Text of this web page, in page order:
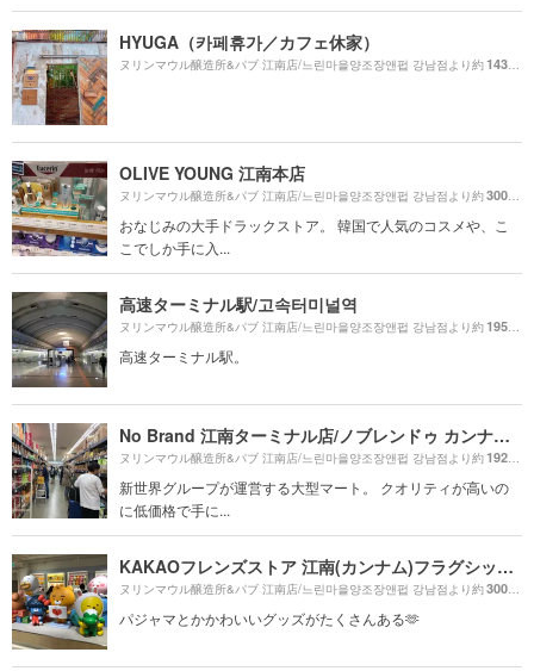
HYUGA（카페휴가／カフェ休家）
ヌリンマウル醸造所&パブ 江南店/느린마을양조장앤펍 강남점より約1430m
OLIVE YOUNG 江南本店
ヌリンマウル醸造所&パブ 江南店/느린마을양조장앤펍 강남점より約300m
おなじみの大手ドラックストア。 韓国で人気のコスメや、こ
こでしか手に入...
高速ターミナル駅/고속터미널역
ヌリンマウル醸造所&パブ 江南店/느린마을양조장앤펍 강남점より約1950m
高速ターミナル駅。
No Brand 江南ターミナル店/ノブレンドゥ カンナムトミノルジョム/노브랜드 강남터미널점
ヌリンマウル醸造所&パブ 江南店/느린마을양조장앤펍 강남점より約1920m
新世界グループが運営する大型マート。 クオリティが高いの
に低価格で手に...
KAKAOフレンズストア 江南(カンナム)フラグシップストア/카카오프렌즈스토어 강남플래그십스토어
ヌリンマウル醸造所&パブ 江南店/느린마을양조장앤펍 강남점より約300m
パジャマとかかわいいグッズがたくさんある🫶